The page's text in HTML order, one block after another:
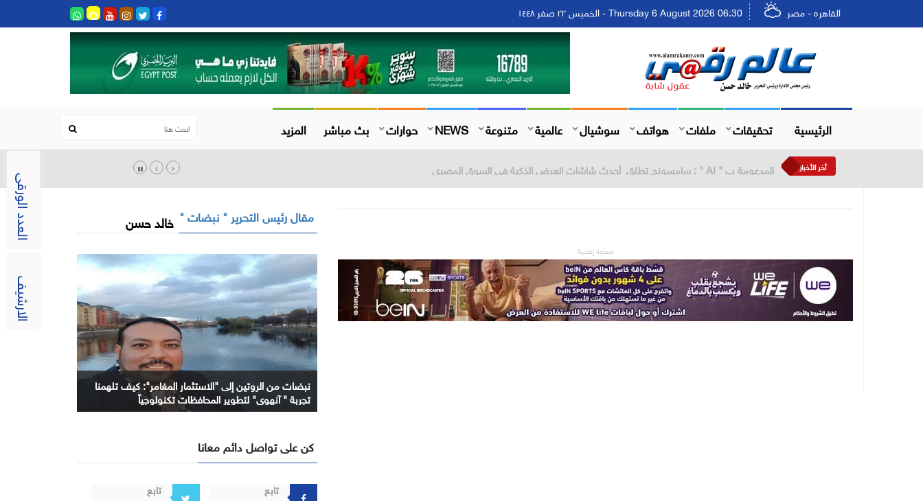
العدد الورقى
الارشيف
القاهره - مصر Thursday 6 August 2026 06:30 - الخميس ٢٢ صفر ١٤٤٨
الرئيسية تحقيقات ملفات هواتف سوشيال عالمية متنوعة NEWS حوارات بث مباشر المزيد
أخر الأخبار المصرية للاتصالات WE تطلق حملتها الصيفية بعروض حصرية وجوائز نقدية تصل إلى مليوني جنيه
مساحة إعلانية
مقال رئيس التحرير " نبضات " خالد حسن
نبضات من الروتين إلى "الاستثمار المغامر": كيف تلهمنا
تجربة " آنهوي" لتطوير المحافظات تكنولوجياً
كن على تواصل دائم معانا
تابع
تابع